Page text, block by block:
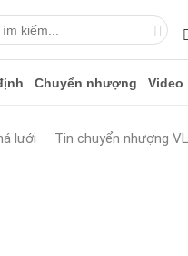
Chuyển nhượng Video
lưới Tin chuyển nhượng